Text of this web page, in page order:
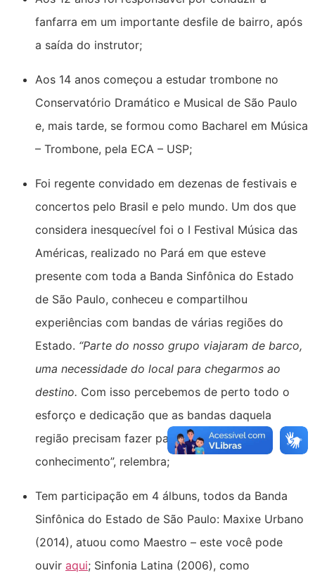
fanfarra em um importante desfile de bairro, após
a saída do instrutor;
Aos 14 anos começou a estudar trombone no
Conservatório Dramático e Musical de São Paulo
e, mais tarde, se formou como Bacharel em Música
– Trombone, pela ECA – USP;
Foi regente convidado em dezenas de festivais e
concertos pelo Brasil e pelo mundo. Um dos que
considera inesquecível foi o I Festival Música das
Américas, realizado no Pará em que esteve
presente com toda a Banda Sinfônica do Estado
de São Paulo, conheceu e compartilhou
experiências com bandas de várias regiões do
Estado. “Parte do nosso grupo viajaram de barco,
uma necessidade do local para chegarmos ao
destino. Com isso percebemos de perto todo o
esforço e dedicação que as bandas daquela
região precisam fazer para adquirirem mais
conhecimento”, relembra;
Tem participação em 4 álbuns, todos da Banda
Sinfônica do Estado de São Paulo: Maxixe Urbano
(2014), atuou como Maestro – este você pode
ouvir aqui; Sinfonia Latina (2006), como